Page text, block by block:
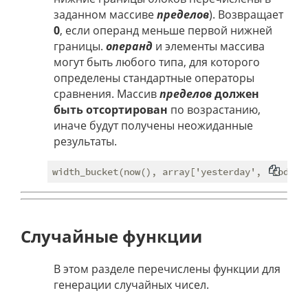
заданном массивепределов). Возвращает
0, если операнд меньше первой нижней
границы. операнд и элементы массива
могут быть любого типа, для которого
определены стандартные операторы
сравнения. Массивпределовдолжен
быть отсортирован по возрастанию,
иначе будут получены неожиданные
результаты.
Случайные функции
В этом разделе перечислены функции для
генерации случайных чисел.